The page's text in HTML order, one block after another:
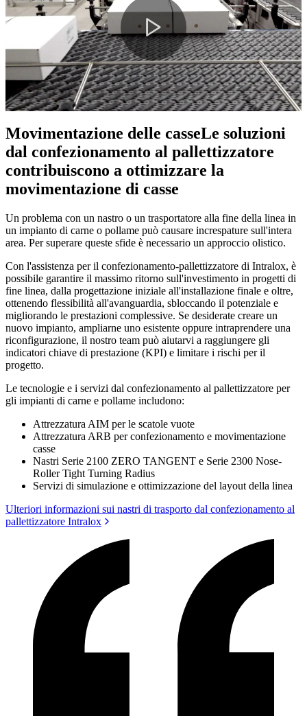
Play
Video
Movimentazione delle casseLe soluzioni
dal confezionamento al pallettizzatore
contribuiscono a ottimizzare la
movimentazione di casse
Un problema con un nastro o un trasportatore alla fine della linea in
un impianto di carne o pollame può causare increspature sull'intera
area. Per superare queste sfide è necessario un approccio olistico.
Con l'assistenza per il confezionamento-pallettizzatore di Intralox, è
possibile garantire il massimo ritorno sull'investimento in progetti di
fine linea, dalla progettazione iniziale all'installazione finale e oltre,
ottenendo flessibilità all'avanguardia, sbloccando il potenziale e
migliorando le prestazioni complessive. Se desiderate creare un
nuovo impianto, ampliarne uno esistente oppure intraprendere una
riconfigurazione, il nostro team può aiutarvi a raggiungere gli
indicatori chiave di prestazione (KPI) e limitare i rischi per il
progetto.
Le tecnologie e i servizi dal confezionamento al pallettizzatore per
gli impianti di carne e pollame includono:
Attrezzatura AIM per le scatole vuote
Attrezzatura ARB per confezionamento e movimentazione
casse
Nastri Serie 2100 ZERO TANGENT e Serie 2300 Nose-
Roller Tight Turning Radius
Servizi di simulazione e ottimizzazione del layout della linea
Ulteriori informazioni sui nastri di trasporto dal confezionamento al
pallettizzatore Intralox